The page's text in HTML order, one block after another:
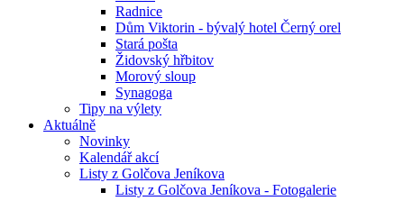
Radnice
Dům Viktorin - bývalý hotel Černý orel
Stará pošta
Židovský hřbitov
Morový sloup
Synagoga
Tipy na výlety
Aktuálně
Novinky
Kalendář akcí
Listy z Golčova Jeníkova
Listy z Golčova Jeníkova - Fotogalerie